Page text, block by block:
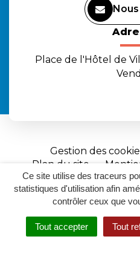
Ce site utilise des traceurs
statistiques d'utilisation afin
contrôler ceux que
Tout accepter Tout
Place de l'Hôtel de
Gestion des
Plan du site
Site
par